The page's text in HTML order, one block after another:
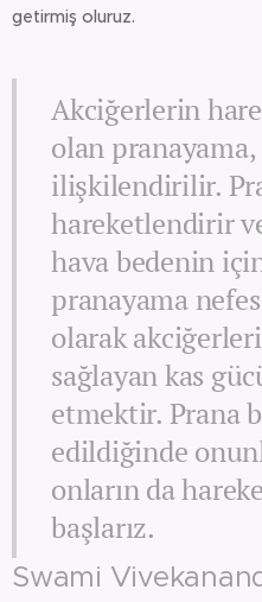
getirmiş oluruz.
Akciğerlerin
olan
ilişkilendirilir.
hareketlendirir
hava bedenin
pranayama
olarak
sağlayan kas
etmektir. Prana
edildiğinde
onların da
başlarız.
Swami